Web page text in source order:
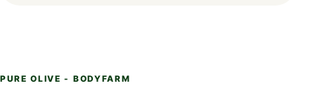
PURE OLIVE - BODYFARM